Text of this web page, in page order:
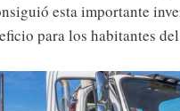
esta importante
para los habitantes